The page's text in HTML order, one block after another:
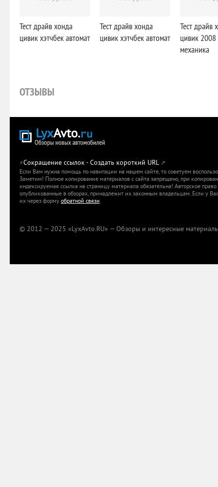
Тест драйв хонда
цивик хэтчбек автомат
Тест драйв хонда
цивик хэтчбек автомат
Тест драйв
цивик 2008
механика
ОТЗЫВЫ
⚡Сокращение ссылок - Создать короткий URL ↗
Если Вам нужна помощь по навигации на нашем сайте, то советуем
Заметим! Полное копирование материалов с сайта запрещено, при
индексируемая ссылка на страницу материала обязательна! Авторское
опубликованные в обзорах, принадлежит их законным владельцам. Если у
их через форму обратной связи.
© 2012 — 2025 «LyxAvto.RU» — Обзоры и интересные